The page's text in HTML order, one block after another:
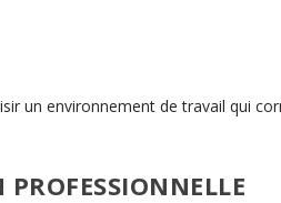
un environnement de travail qui